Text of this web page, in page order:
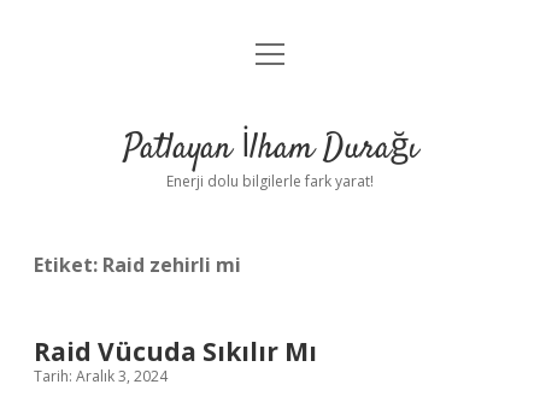
Anasayfa
Yasal Uyarı
menüyü
Patlayan İlham Durağı
Enerji dolu bilgilerle fark yarat!
Etiket: Raid zehirli mi
Raid Vücuda Sıkılır Mı
Tarih: Aralık 3, 2024